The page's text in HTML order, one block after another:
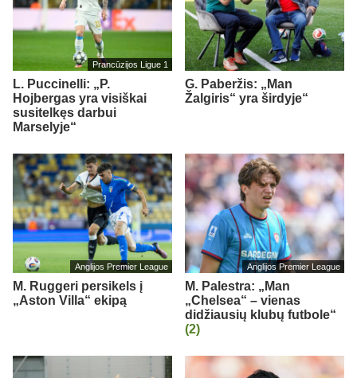
Prancūzijos Ligue 1
L. Puccinelli: „P.
Hojbergas yra visiškai
susitelkęs darbui
Marselyje“
G. Paberžis: „Man
Žalgiris“ yra širdyje“
Anglijos Premier League
M. Ruggeri persikels į
„Aston Villa“ ekipą
Anglijos Premier League
M. Palestra: „Man
„Chelsea“ – vienas
didžiausių klubų futbole“
(2)